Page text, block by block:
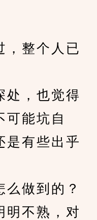
整个人已
，也觉得
可能坑自
是有些出乎
做到的？
不熟，对